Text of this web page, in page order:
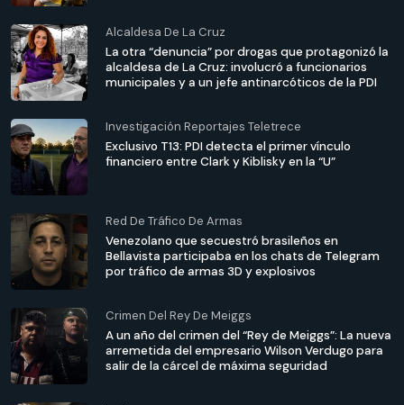
Alcaldesa De La Cruz
La otra “denuncia” por drogas que protagonizó la
alcaldesa de La Cruz: involucró a funcionarios
municipales y a un jefe antinarcóticos de la PDI
Investigación Reportajes Teletrece
Exclusivo T13: PDI detecta el primer vínculo
financiero entre Clark y Kiblisky en la “U”
Red De Tráfico De Armas
Venezolano que secuestró brasileños en
Bellavista participaba en los chats de Telegram
por tráfico de armas 3D y explosivos
Crimen Del Rey De Meiggs
A un año del crimen del “Rey de Meiggs”: La nueva
arremetida del empresario Wilson Verdugo para
salir de la cárcel de máxima seguridad